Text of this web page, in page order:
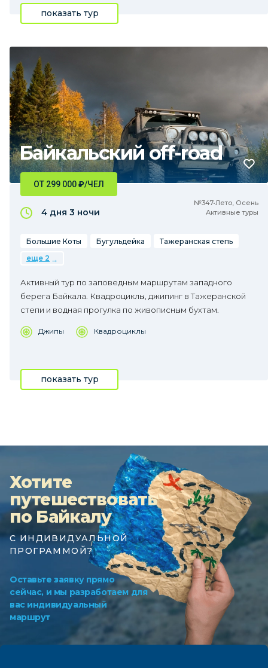
показать тур
Байкальский off-road
№347•Лето, Осень
Активные туры
ОТ 299 000₽/ЧЕЛ
4 дня 3 ночи
Большие Коты Бугульдейка
Тажеранская степь
еще 2
Активный тур по заповедным маршрутам западного
берега Байкала. Квадроциклы, джипинг в Тажеранской
степи и водная прогулка по живописным бухтам.
Джипы Квадроциклы
показать тур
Хотите
путешествовать
по Байкалу
С ИНДИВИДУАЛЬНОЙ
ПРОГРАММОЙ?
Оставьте заявку прямо
сейчас, и мы разработаем для
вас индивидуальный
маршрут